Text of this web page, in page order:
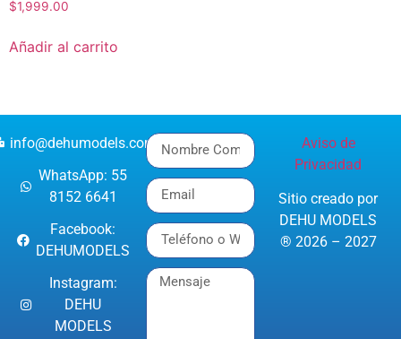
$1,999.00
Añadir al carrito
info@dehumodels.com
WhatsApp: 55
8152 6641
Facebook:
DEHUMODELS
Instagram:
DEHU
MODELS
Aviso de
Privacidad
Sitio creado por
DEHU MODELS
® 2026 – 2027